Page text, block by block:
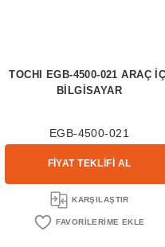
TOCHI EGB-4500-021 ARAÇ İÇİ
BİLGİSAYAR
EGB-4500-021
FİYAT TEKLİFİ AL
KARŞILAŞTIR